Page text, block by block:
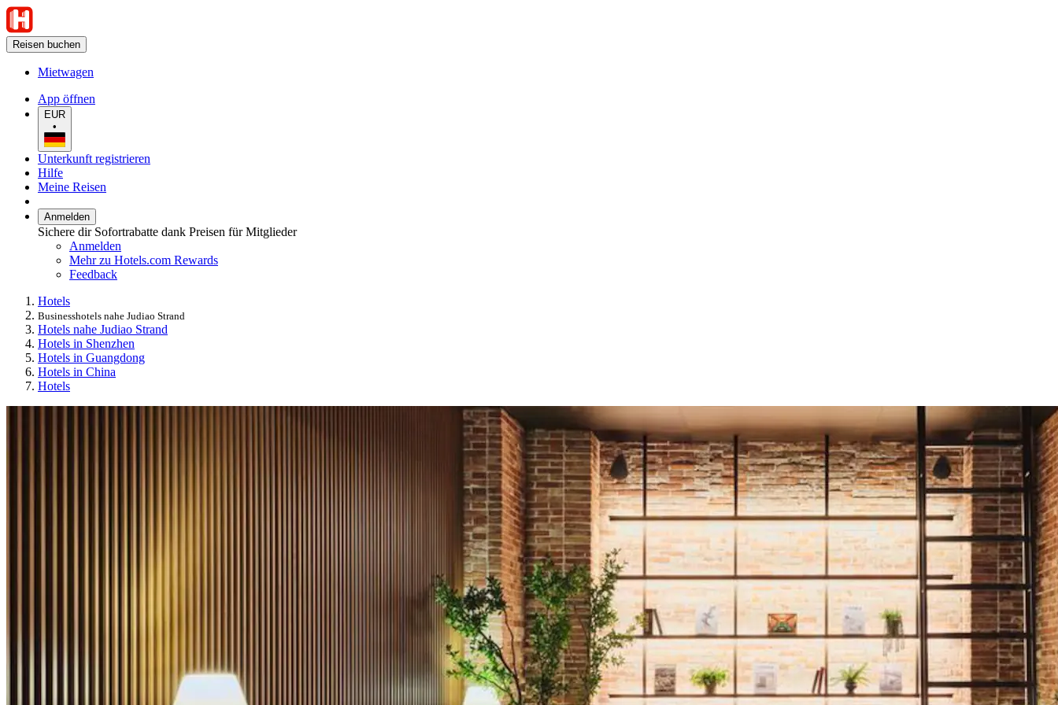
Reisen buchen
Mietwagen
App öffnen
EUR
•
Unterkunft registrieren
Hilfe
Meine Reisen
Anmelden
Sichere dir Sofortrabatte dank Preisen für Mitglieder
Anmelden
Mehr zu Hotels.com Rewards
Feedback
Hotels
Businesshotels nahe Judiao Strand
Hotels nahe Judiao Strand
Hotels in Shenzhen
Hotels in Guangdong
Hotels in China
Hotels